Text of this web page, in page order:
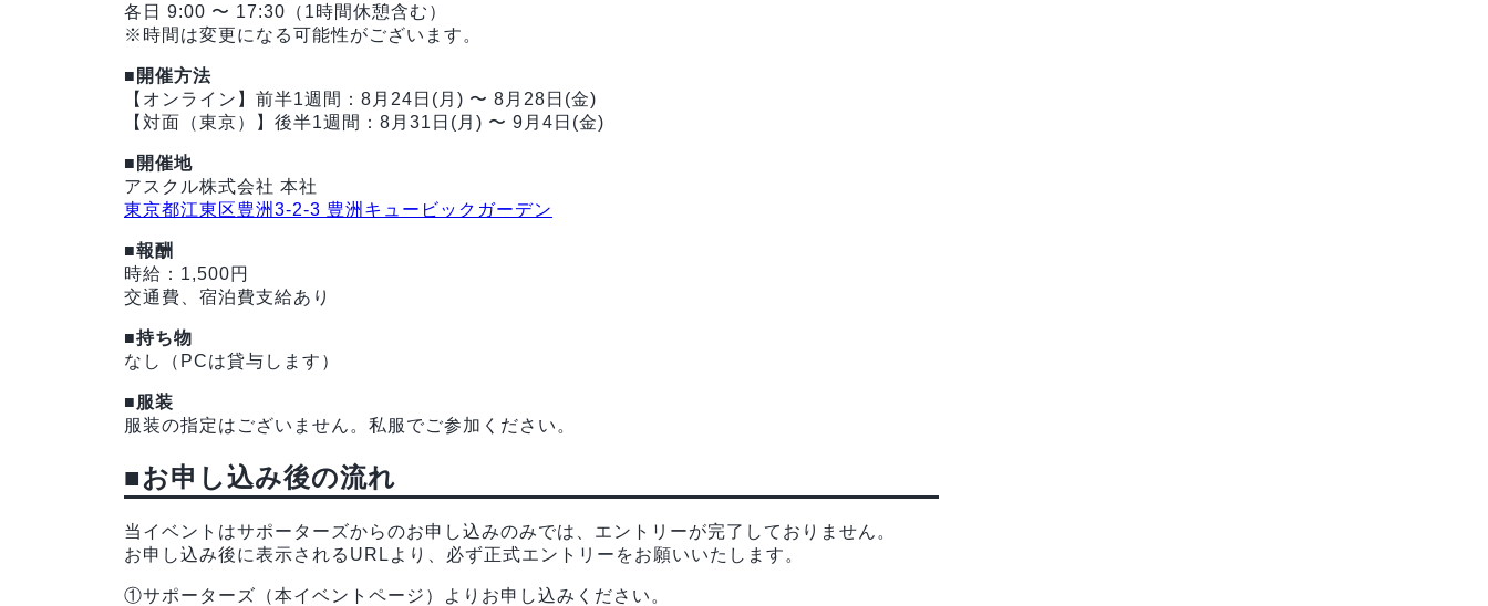
各日 9:00 〜 17:30（1時間休憩含む）
※時間は変更になる可能性がございます。
■開催方法
【オンライン】前半1週間：8月24日(月) 〜 8月28日(金)
【対面（東京）】後半1週間：8月31日(月) 〜 9月4日(金)
■開催地
アスクル株式会社 本社
東京都江東区豊洲3-2-3 豊洲キュービックガーデン
■報酬
時給：1,500円
交通費、宿泊費支給あり
■持ち物
なし（PCは貸与します）
■服装
服装の指定はございません。私服でご参加ください。
■お申し込み後の流れ
当イベントはサポーターズからのお申し込みのみでは、エントリーが完了しておりません。
お申し込み後に表示されるURLより、必ず正式エントリーをお願いいたします。
①サポーターズ（本イベントページ）よりお申し込みください。